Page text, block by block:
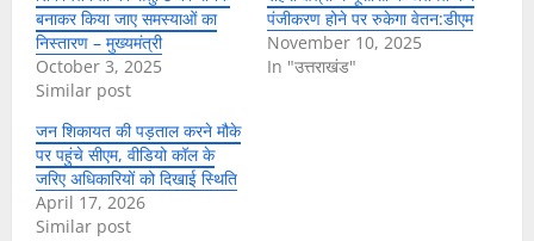
बनाकर किया जाए समस्याओं का
निस्तारण – मुख्यमंत्री
October 3, 2025
Similar post
पंजीकरण होने पर रुकेगा वेतन:डीएम
November 10, 2025
In "उत्तराखंड"
जन शिकायत की पड़ताल करने मौके
पर पहुंचे सीएम, वीडियो कॉल के
जरिए अधिकारियों को दिखाई स्थिति
April 17, 2026
Similar post